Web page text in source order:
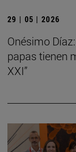
29 | 05 | 2026
Onésimo
papas tienen
XXI”